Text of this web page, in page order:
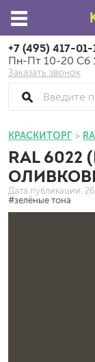
+7 (495) 417-01-
Пн-Пт 10-20 Сб
Заказать звонок
КРАСКИТОРГ
RAL
Дата публикации:
#зелёные тона